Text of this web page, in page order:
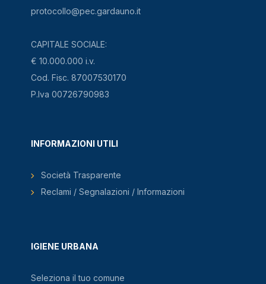
protocollo@pec.gardauno.it
CAPITALE SOCIALE:
€ 10.000.000 i.v.
Cod. Fisc. 87007530170
P.Iva 00726790983
IGIENE URBANA
Seleziona il tuo comune
INFORMAZIONI UTILI
Società Trasparente
Reclami / Segnalazioni / Informazioni